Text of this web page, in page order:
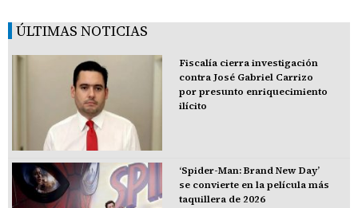
ÚLTIMAS NOTICIAS
Fiscalía cierra investigación
contra José Gabriel Carrizo
por presunto enriquecimiento
ilícito
‘Spider-Man: Brand New Day’
se convierte en la película más
taquillera de 2026